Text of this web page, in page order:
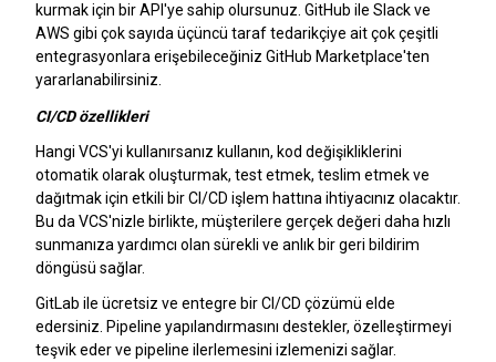
kurmak için bir API'ye sahip olursunuz. GitHub ile Slack ve
AWS gibi çok sayıda üçüncü taraf tedarikçiye ait çok çeşitli
entegrasyonlara erişebileceğiniz GitHub Marketplace'ten
yararlanabilirsiniz.
CI/CD özellikleri
Hangi VCS'yi kullanırsanız kullanın, kod değişikliklerini
otomatik olarak oluşturmak, test etmek, teslim etmek ve
dağıtmak için etkili bir CI/CD işlem hattına ihtiyacınız olacaktır.
Bu da VCS'nizle birlikte, müşterilere gerçek değeri daha hızlı
sunmanıza yardımcı olan sürekli ve anlık bir geri bildirim
döngüsü sağlar.
GitLab ile ücretsiz ve entegre bir CI/CD çözümü elde
edersiniz. Pipeline yapılandırmasını destekler, özelleştirmeyi
teşvik eder ve pipeline ilerlemesini izlemenizi sağlar.